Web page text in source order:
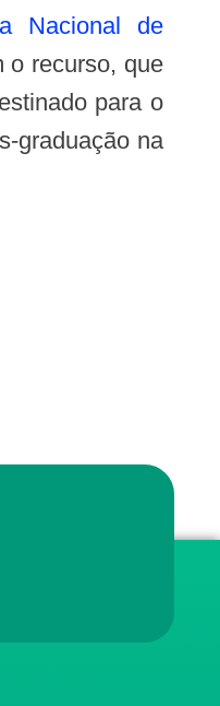
Nacional de
o recurso, que
para o
graduação na